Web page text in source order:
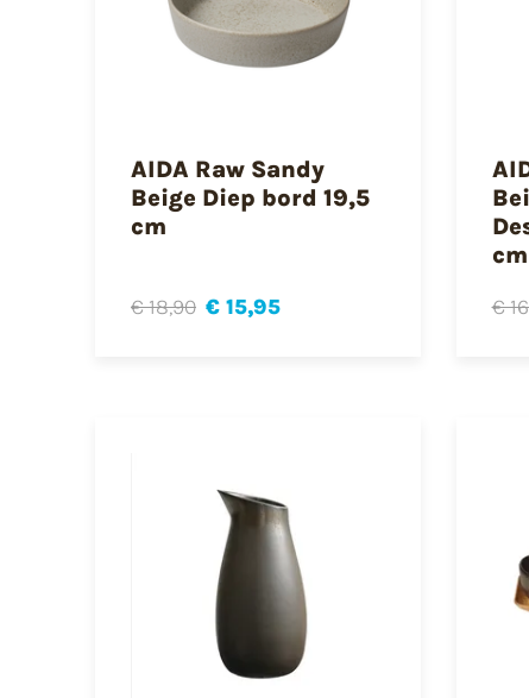
AIDA Raw Sandy
Beige Diep bord 19,5
cm
€ 18,90 € 15,95
cm
€